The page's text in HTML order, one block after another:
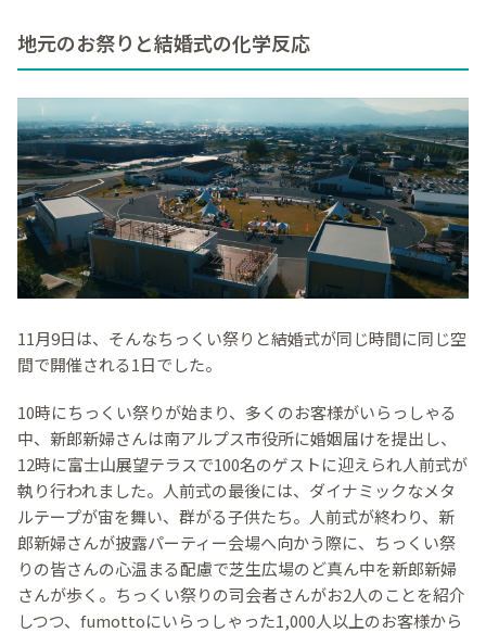
地元のお祭りと結婚式の化学反応
11月9日は、そんなちっくい祭りと結婚式が同じ時間に同じ空
間で開催される1日でした。
10時にちっくい祭りが始まり、多くのお客様がいらっしゃる
中、新郎新婦さんは南アルプス市役所に婚姻届けを提出し、
12時に富士山展望テラスで100名のゲストに迎えられ人前式が
執り行われました。人前式の最後には、ダイナミックなメタ
ルテープが宙を舞い、群がる子供たち。人前式が終わり、新
郎新婦さんが披露パーティー会場へ向かう際に、ちっくい祭
りの皆さんの心温まる配慮で芝生広場のど真ん中を新郎新婦
さんが歩く。ちっくい祭りの司会者さんがお2人のことを紹介
しつつ、fumottoにいらっしゃった1,000人以上のお客様から